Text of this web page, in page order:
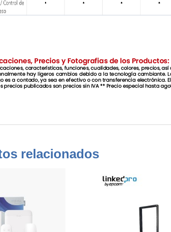
relacionados